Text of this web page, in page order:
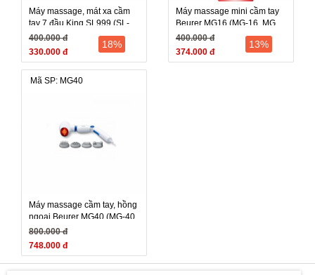
Máy massage, mát xa cầm
tay 7 đầu King SL999 (SL-
999, SL 999) - Trung Quốc
400.000 đ
330.000 đ
18%
Máy massage mini cầm tay
Beurer MG16 (MG-16, MG
16)
400.000 đ
374.000 đ
13%
Mã SP: MG40
Máy massage cầm tay, hồng
ngoại Beurer MG40 (MG-40,
MG 40) - Đức
800.000 đ
748.000 đ